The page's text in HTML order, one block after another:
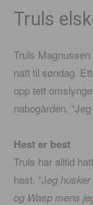
Truls
Truls
natt til søndag.
opp tett
nabogården.
Hest er best
Truls har alltid
hest. “Jeg
og Wasp mens